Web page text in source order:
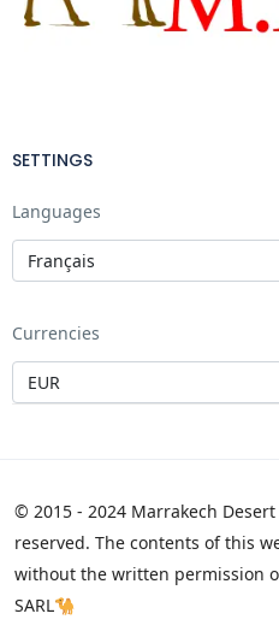
SETTINGS
Languages
Currencies
© 2015 - 2024 Marrakech Desert
reserved. The contents of this
without the written permission
SARL🐪